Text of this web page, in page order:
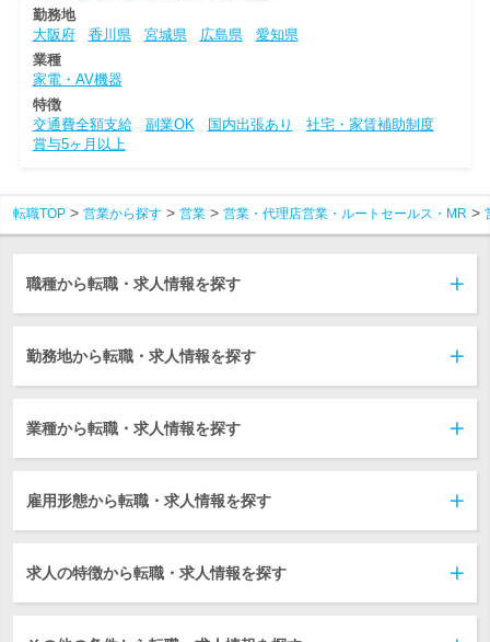
勤務地
大阪府
香川県 宮城県 広島県
愛知県
業種
家電・AV機器
特徴
交通費全額支給
副業OK 国内出張あり
社宅・家賃補助制度
賞与5ヶ月以上
転職TOP 営業から探す 営業 営業・代理店営業・ルートセールス・MR
職種から転職・求人情報を探す
勤務地から転職・求人情報を探す
業種から転職・求人情報を探す
雇用形態から転職・求人情報を探す
求人の特徴から転職・求人情報を探す